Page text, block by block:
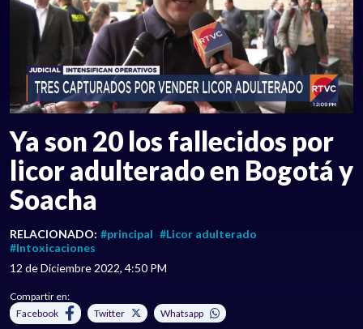
Ya son 20 los fallecidos por
licor adulterado en Bogotá y
Soacha
RELACIONADO: #principal #Licor adulterado
#Intoxicaciones
12 de Diciembre 2022, 4:50 PM
Compartir en:
Facebook
Twitter Whatsapp